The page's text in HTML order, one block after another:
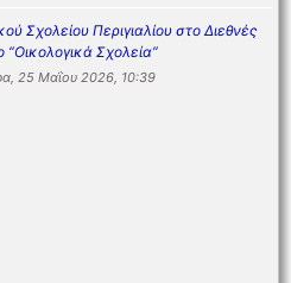
Σχολείου Περιγιαλίου στο Διεθνές
“Οικολογικά Σχολεία”
25 Μαΐου 2026, 10:39